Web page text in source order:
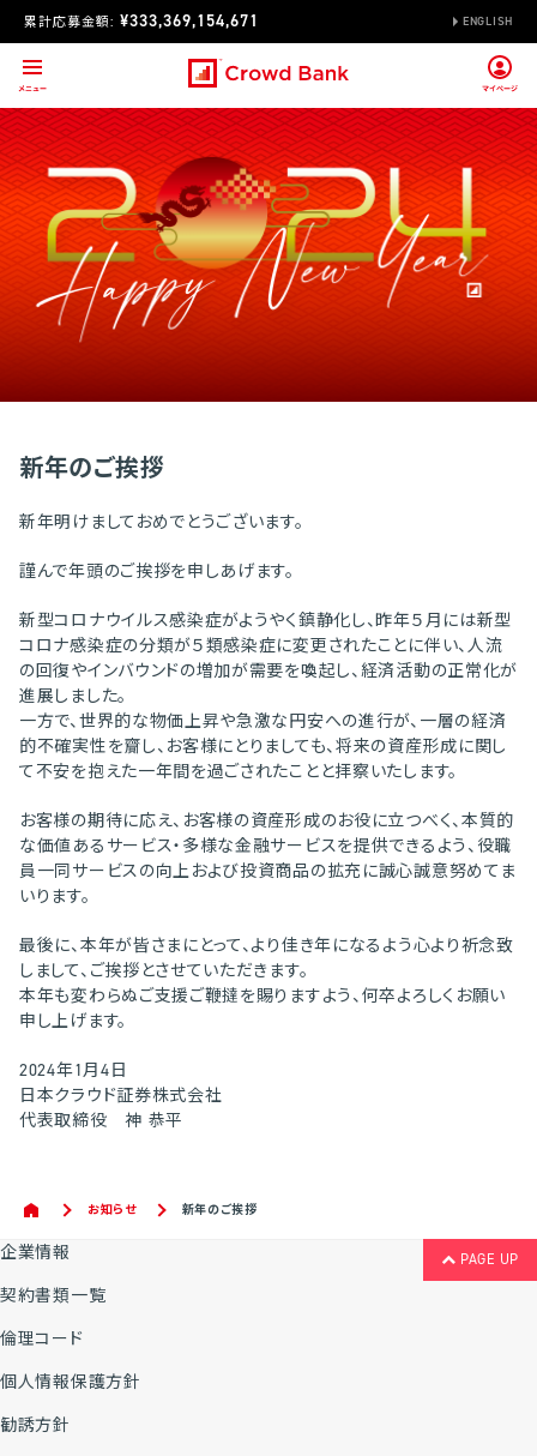
累計応募金額: ¥333,369,154,671 ENGLISH
新年のご挨拶
新年明けましておめでとうございます。
謹んで年頭のご挨拶を申しあげます。
新型コロナウイルス感染症がようやく鎮静化し、昨年５月には新型
コロナ感染症の分類が５類感染症に変更されたことに伴い、人流
の回復やインバウンドの増加が需要を喚起し、経済活動の正常化が
進展しました。
一方で、世界的な物価上昇や急激な円安への進行が、一層の経済
的不確実性を齎し、お客様にとりましても、将来の資産形成に関し
て不安を抱えた一年間を過ごされたことと拝察いたします。
お客様の期待に応え、お客様の資産形成のお役に立つべく、本質的
な価値あるサービス・多様な金融サービスを提供できるよう、役職
員一同サービスの向上および投資商品の拡充に誠心誠意努めてま
いります。
最後に、本年が皆さまにとって、より佳き年になるよう心より祈念致
しまして、ご挨拶とさせていただきます。
本年も変わらぬご支援ご鞭撻を賜りますよう、何卒よろしくお願い
申し上げます。
2024年1月4日
日本クラウド証券株式会社
代表取締役 神 恭平
お知らせ 新年のご挨拶
PAGE UP
企業情報
契約書類一覧
倫理コード
個人情報保護方針
勧誘方針